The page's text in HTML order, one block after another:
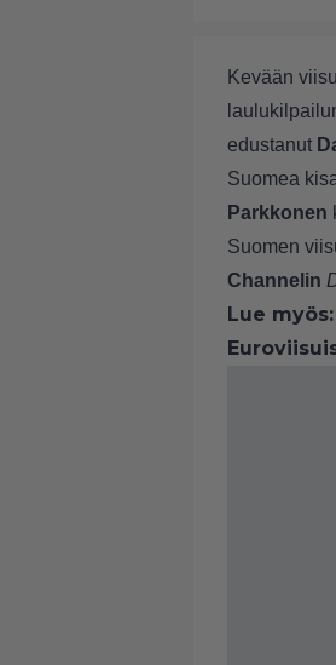
Kevään
edustanut
Suomea
Parkkonen
Suomen
Channelin
Lue myös: